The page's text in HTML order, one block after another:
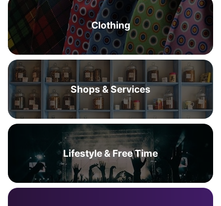
Clothing
Shops & Services
Lifestyle & Free Time